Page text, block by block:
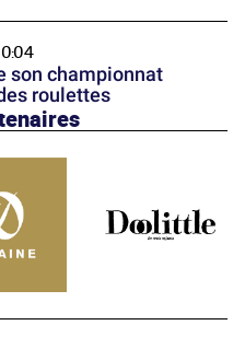
son championnat
roulettes